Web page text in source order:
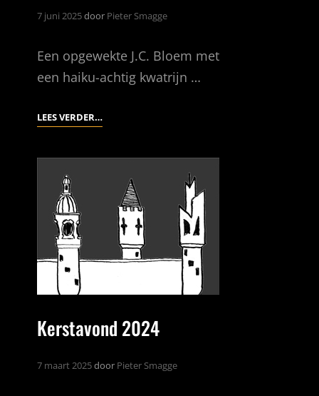
7 juni 2025door Pieter Smagge
Een opgewekte J.C. Bloem met
een haiku-achtig kwatrijn …
LEES VERDER…TOCH
Kerstavond 2024
7 maart 2025door Pieter Smagge